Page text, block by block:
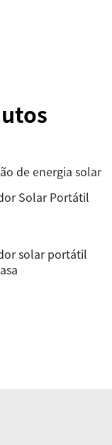
de energia solar
Solar Portátil
solar portátil